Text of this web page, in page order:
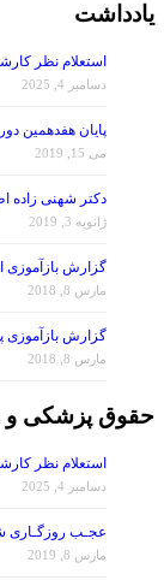
یادداشت
استعلام نظر
دسامبر 4, 2025
پایان هفدهمین
می 15, 2019
دکتر شهنی زاده
ژانویه 3, 2019
گزارش بازآموزی اندو (۵)/ پنج شنبه
مارس 8, 2018
گزارش بازآموزی پروتز (۶)/ پنج
مارس 8, 2018
حقوق پزشکی و
استعلام نظر
دسامبر 4, 2025
عجـب روزگـاری
مارس 8, 2019